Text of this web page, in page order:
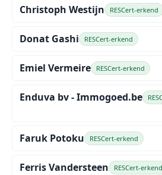
Christoph Westijn RESCert-erkend
Donat Gashi RESCert-erkend
Emiel Vermeire RESCert-erkend
Enduva bv - Immogoed.be
Faruk Potoku RESCert-erkend
Ferris Vandersteen RESCert-erkend